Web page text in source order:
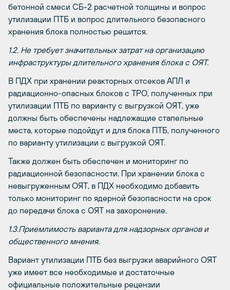
бетонной смеси СБ-2 расчетной толщины и вопрос
утилизации ПТБ и вопрос длительного безопасного
хранения блока полностью решится.
1.2. Не требует значительных затрат на организацию
инфраструктуры длительного хранения блока с ОЯТ.
В ПДХ при хранении реакторных отсеков АПЛ и
радиационно-опасных блоков с ТРО, полученных при
утилизации ПТБ по варианту с выгрузкой ОЯТ, уже
должны быть обеспечены надлежащие стапельные
места, которые подойдут и для блока ПТБ, полученного
по варианту утилизации с выгрузкой ОЯТ.
Также должен быть обеспечен и мониторинг по
радиационной безопасности. При хранении блока с
невыгруженным ОЯТ, в ПДХ необходимо добавить
только мониторинг по ядерной безопасности на срок
до передачи блока с ОЯТ на захоронение.
1.3.Приемлимость варианта для надзорных органов и
общественного мнения.
Вариант утилизации ПТБ без выгрузки аварийного ОЯТ
уже имеет все необходимые и достаточные
официальные положительные рецензии